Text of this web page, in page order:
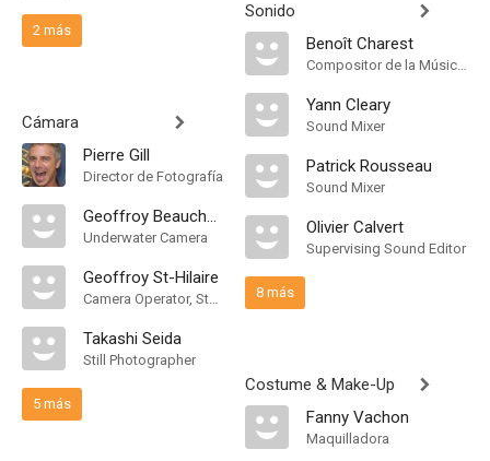
2 más
Cámara
Pierre Gill
Director de Fotografía
Geoffroy Beauchemin
Underwater Camera
Geoffroy St-Hilaire
Camera Operator, Steadicam Operator
Takashi Seida
Still Photographer
5 más
Sonido
Benoît Charest
Compositor de la Música Original, Música
Yann Cleary
Sound Mixer
Patrick Rousseau
Sound Mixer
Olivier Calvert
Supervising Sound Editor
8 más
Costume & Make-Up
Fanny Vachon
Maquilladora